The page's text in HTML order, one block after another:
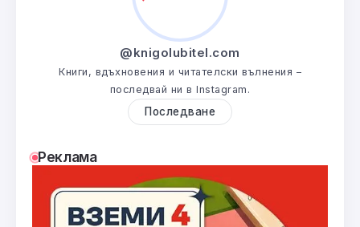
@knigolubitel.com
Книги, вдъхновения и читателски вълнения –
последвай ни в Instagram.
Последване
Реклама